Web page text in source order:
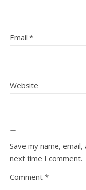
Email *
Website
Save my name,
next time I comment.
Comment *